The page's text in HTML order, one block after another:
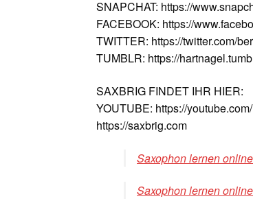
SNAPCHAT: https://
FACEBOOK: https://
TWITTER: https://twitter.com/
TUMBLR: https://
SAXBRIG FINDET IHR HIER:
YOUTUBE: https://
https://saxbrig.com
Saxophon lernen
Saxophon lernen online